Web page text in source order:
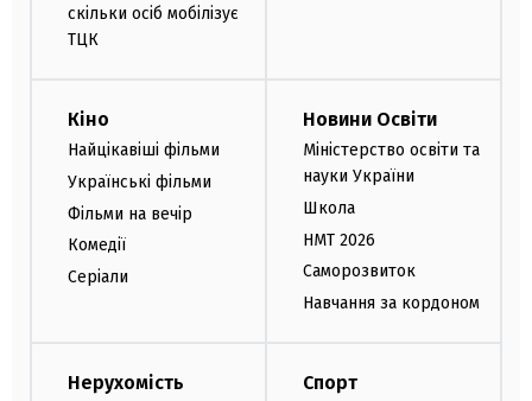
скільки осіб мобілізує
ТЦК
Кіно
Найцікавіші фільми
Українські фільми
Фільми на вечір
Комедії
Серіали
Новини Освіти
Міністерство освіти та
науки України
Школа
НМТ 2026
Саморозвиток
Навчання за кордоном
Нерухомість Спорт